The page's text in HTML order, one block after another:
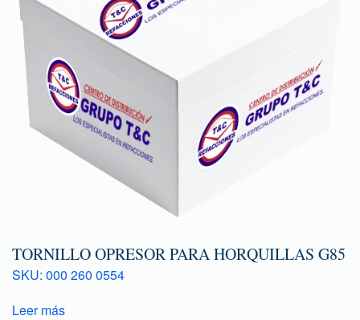
TORNILLO OPRESOR PARA HORQUILLAS G85
SKU: 000 260 0554
Leer más